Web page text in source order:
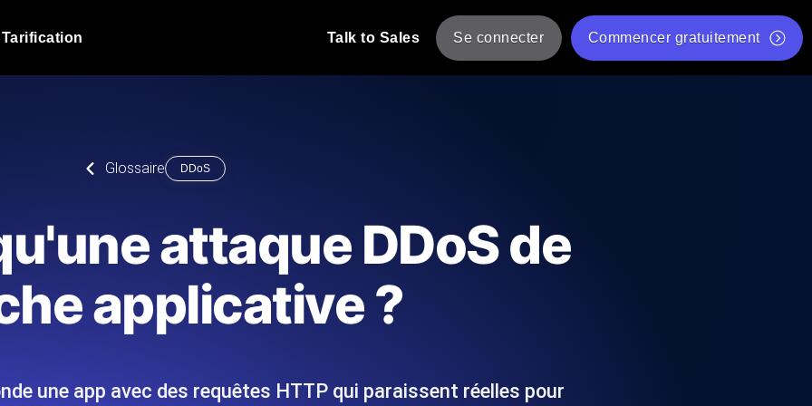
stack technologique.
écrivons les scripts JMeter
et livrons le rapport.
Synthetic Monitoring
Sondes always-on d'uptime et de performance depuis 25+
emplacements. Détectez les pannes avant vos utilisateurs.
du site Web Surveillez vos APIs
Blog produit
En savoir plus sur le blog
En savoir plus sur le blog
Vérificateur de statut d'API
Tarification Talk to Sales Se connecter Commencer gratuitement
Glossaire DDoS
attaque DDoS de
applicative ?
une app avec des requêtes HTTP qui paraissent réelles pour